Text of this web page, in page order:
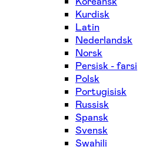
Kurdisk
Latin
Nederlandsk
Norsk
Persisk - farsi
Polsk
Portugisisk
Russisk
Spansk
Svensk
Swahili